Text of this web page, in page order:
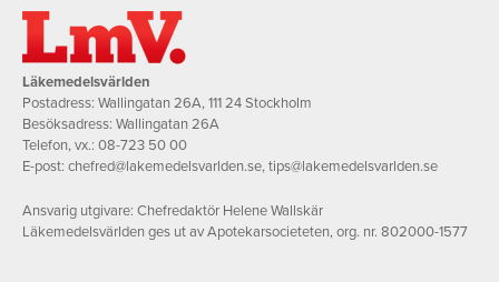
Läkemedelsvärlden
Postadress: Wallingatan 26A, 111 24 Stockholm
Besöksadress: Wallingatan 26A
Telefon, vx.: 08-723 50 00
E-post: chefred@lakemedelsvarlden.se,tips@lakemedelsvarlden.se
Ansvarig utgivare: Chefredaktör Helene Wallskär
Läkemedelsvärlden ges ut av Apotekarsocieteten, org. nr. 802000-1577